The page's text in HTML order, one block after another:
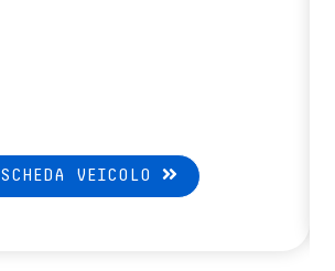
SCHEDA VEICOLO